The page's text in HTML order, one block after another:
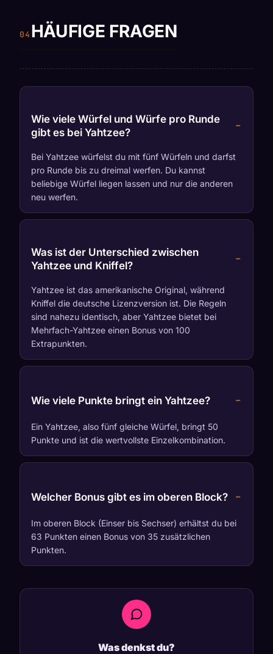
HÄUFIGE FRAGEN
Wie viele Würfel und Würfe pro Runde
gibt es bei Yahtzee?
Bei Yahtzee würfelst du mit fünf Würfeln und darfst
pro Runde bis zu dreimal werfen. Du kannst
beliebige Würfel liegen lassen und nur die anderen
neu werfen.
Was ist der Unterschied zwischen
Yahtzee und Kniffel?
Yahtzee ist das amerikanische Original, während
Kniffel die deutsche Lizenzversion ist. Die Regeln
sind nahezu identisch, aber Yahtzee bietet bei
Mehrfach-Yahtzee einen Bonus von 100
Extrapunkten.
Wie viele Punkte bringt ein Yahtzee?
Ein Yahtzee, also fünf gleiche Würfel, bringt 50
Punkte und ist die wertvollste Einzelkombination.
Welcher Bonus gibt es im oberen Block?
Im oberen Block (Einser bis Sechser) erhältst du bei
63 Punkten einen Bonus von 35 zusätzlichen
Punkten.
Was denkst du?